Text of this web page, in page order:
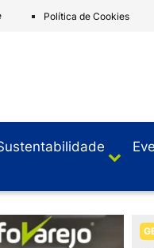
Política de Cookies